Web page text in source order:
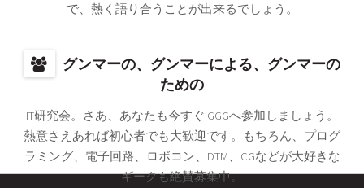
で、熱く語り合うことが出来るでしょう。
グンマーの、グンマーによる、グンマーの
ための
IT研究会。さあ、あなたも今すぐIGGGへ参加しましょう。
熱意さえあれば初心者でも大歓迎です。もちろん、プログ
ラミング、電子回路、ロボコン、DTM、CGなどが大好きな
ギークも絶賛募集中。